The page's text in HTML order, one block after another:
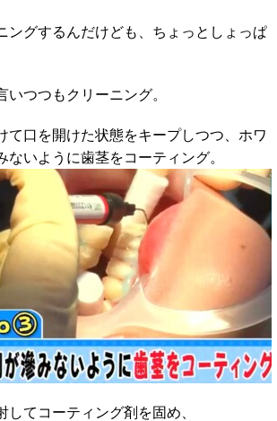
ングするんだけども、ちょっとしょっぱ
いつつもクリーニング。
て口を開けた状態をキープしつつ、ホワ
ないように歯茎をコーティング。
してコーティング剤を固め、